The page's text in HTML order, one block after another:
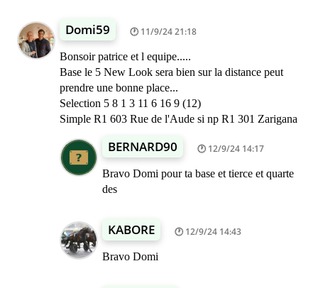
Domi59 11/9/24 21:18
Bonsoir patrice et l equipe.....
Base le 5 New Look sera bien sur la distance peut
prendre une bonne place...
Selection 5 8 1 3 11 6 16 9 (12)
Simple R1 603 Rue de l'Aude si np R1 301 Zarigana
BERNARD90 12/9/24 14:17
Bravo Domi pour ta base et tierce et quarte
des
KABORE 12/9/24 14:43
Bravo Domi